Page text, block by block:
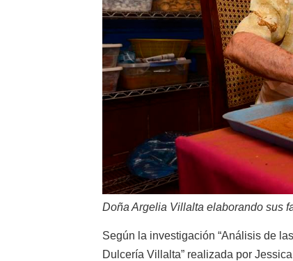
Doña Argelia Villalta elaborando sus
Según la investigación “Análisis de
Dulcería Villalta” realizada por